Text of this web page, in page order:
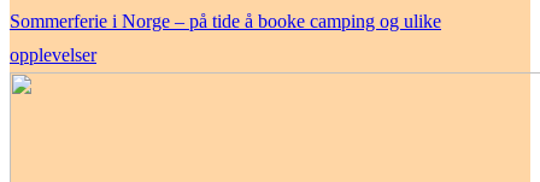
Sommerferie i Norge – på tide å booke camping og ulike
opplevelser